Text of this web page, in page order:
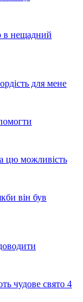
в нещадний
для мене
цю можливість
він був
чудове свято 4